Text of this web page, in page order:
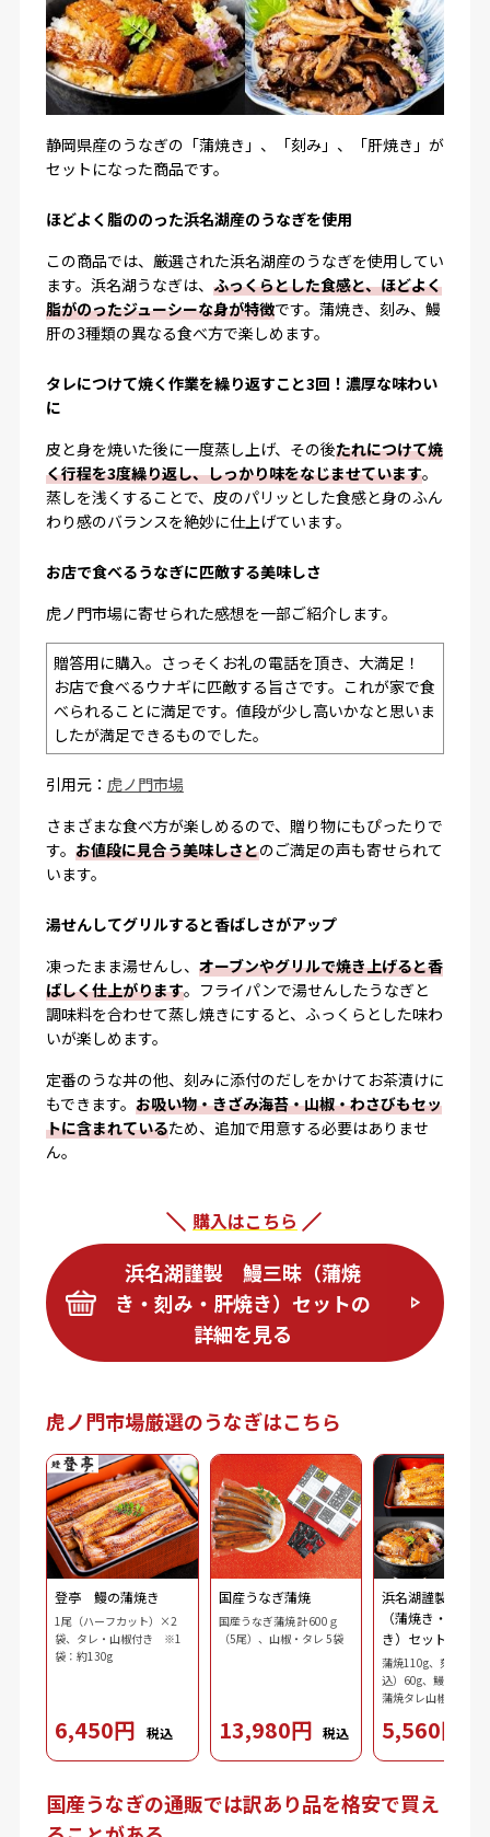
静岡県産のうなぎの「蒲焼き」、「刻み」、「肝焼き」が
セットになった商品です。
ほどよく脂ののった浜名湖産のうなぎを使用
この商品では、厳選された浜名湖産のうなぎを使用してい
ます。浜名湖うなぎは、 ふっくらとした食感と、ほどよく
脂がのったジューシーな身が特徴です。蒲焼き、刻み、鰻
肝の3種類の異なる食べ方で楽しめます。
タレにつけて焼く作業を繰り返すこと3回！濃厚な味わい
に
皮と身を焼いた後に一度蒸し上げ、その後たれにつけて焼
く行程を3度繰り返し、しっかり味をなじませています。
蒸しを浅くすることで、皮のパリッとした食感と身のふん
わり感のバランスを絶妙に仕上げています。
お店で食べるうなぎに匹敵する美味しさ
虎ノ門市場に寄せられた感想を一部ご紹介します。
贈答用に購入。さっそくお礼の電話を頂き、大満足！
お店で食べるウナギに匹敵する旨さです。これが家で食
べられることに満足です。値段が少し高いかなと思いま
したが満足できるものでした。
引用元： 虎ノ門市場
さまざまな食べ方が楽しめるので、贈り物にもぴったりで
す。 お値段に見合う美味しさとのご満足の声も寄せられて
います。
湯せんしてグリルすると香ばしさがアップ
凍ったまま湯せんし、 オーブンやグリルで焼き上げると香
ばしく仕上がります。フライパンで湯せんしたうなぎと
調味料を合わせて蒸し焼きにすると、ふっくらとした味わ
いが楽しめます。
定番のうな丼の他、刻みに添付のだしをかけてお茶漬けに
もできます。 お吸い物・きざみ海苔・山椒・わさびもセッ
トに含まれているため、追加で用意する必要はありませ
ん。
購入はこちら
浜名湖謹製 鰻三昧（蒲焼
き・刻み・肝焼き）セットの
詳細を見る
虎ノ門市場厳選のうなぎはこちら
登亭 鰻の蒲焼き
1尾（ハーフカット）×2
袋、タレ・山椒付き ※1
袋：約130g
6,450円 税込
国産うなぎ蒲焼
国産うなぎ蒲焼 計600ｇ
（5尾）、山椒・タレ 5袋
13,980円 税込
浜名湖謹製 鰻三
（蒲焼き・刻み
き）セット
蒲焼110g、刻み鰻（
込）60g、鰻肝蒲焼
蒲焼タレ山椒（タレ
3.7g、ダシ10ml、わ
5,560円
国産うなぎの通販では訳あり品を格安で買え